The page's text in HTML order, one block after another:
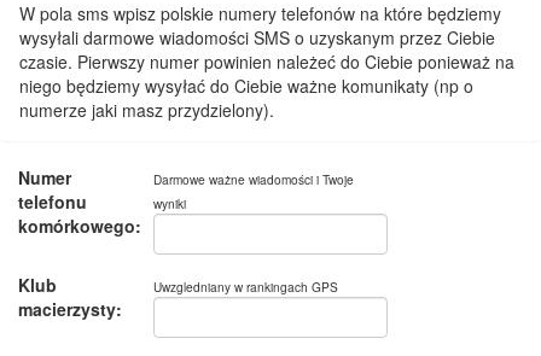
W pola sms wpisz polskie numery telefonów na które będziemy
wysyłali darmowe wiadomości SMS o uzyskanym przez Ciebie
czasie. Pierwszy numer powinien należeć do Ciebie ponieważ na
niego będziemy wysyłać do Ciebie ważne komunikaty (np o
numerze jaki masz przydzielony).
Numer
telefonu
komórkowego:
Darmowe ważne wiadomości i Twoje
wyniki
Klub
macierzysty:
Uwzgledniany w rankingach GPS